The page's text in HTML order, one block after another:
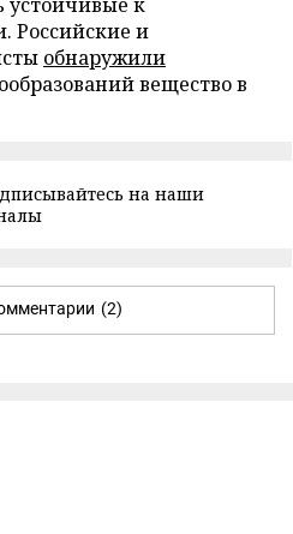
Российские и
обнаружили
вещество в
на наши
(2)